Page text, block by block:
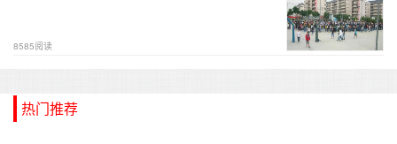
8585阅读
热门推荐